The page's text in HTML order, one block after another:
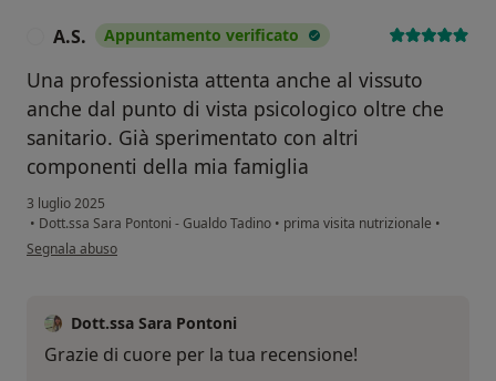
A.S. Appuntamento verificato
Una professionista attenta anche al vissuto
anche dal punto di vista psicologico oltre che
sanitario. Già sperimentato con altri
componenti della mia famiglia
3 luglio 2025
• Dott.ssa Sara Pontoni - Gualdo Tadino • prima visita nutrizionale •
secondo l'opinione dell'utente A.S.
Segnala abuso
Dott.ssa Sara Pontoni
Grazie di cuore per la tua recensione!